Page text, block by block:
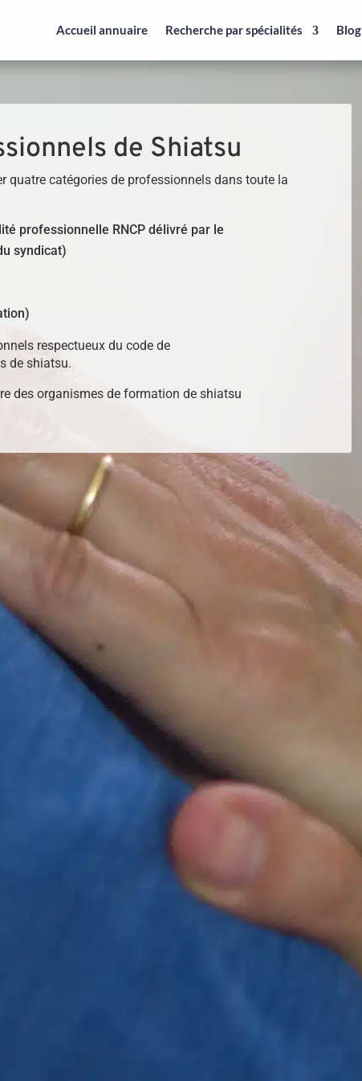
Accueil annuaire Recherche par spécialités Blog
de Shiatsu
quatre catégories de professionnels dans toute la
professionnelle RNCP délivré par le
syndicat)
respectueux du code de
de shiatsu.
des organismes de formation de shiatsu